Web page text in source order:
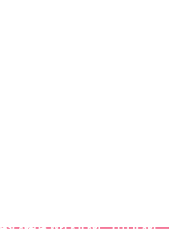
ฐวัฒน์ พอใช้ได้” กับชีวิต